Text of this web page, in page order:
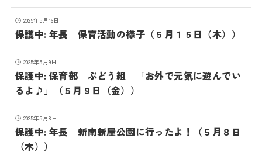
2025年5月16日
保護中: 年長 保育活動の様子（５月１５日（木））
2025年5月9日
保護中: 保育部 ぶどう組 「お外で元気に遊んでい
るよ♪」（５月９日（金））
2025年5月8日
保護中: 年長 新南新屋公園に行ったよ！（５月８日
（木））